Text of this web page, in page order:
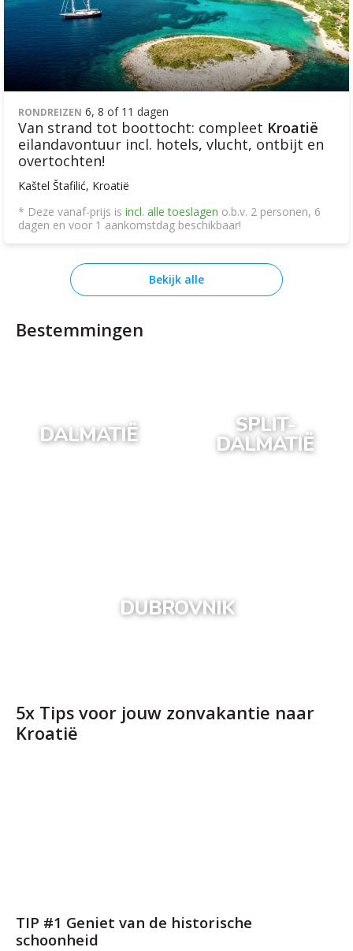
RONDREIZEN 6, 8 of 11 dagen
Van strand tot boottocht: compleet Kroatië
eilandavontuur incl. hotels, vlucht, ontbijt en
overtochten!
Kaštel Štafilić, Kroatië
* Deze vanaf-prijs is incl. alle toeslagen o.b.v. 2 personen, 6
dagen en voor 1 aankomstdag beschikbaar!
Bekijk alle
Bestemmingen
DALMATIË SPLIT-
DALMATIË
DUBROVNIK
5x Tips voor jouw zonvakantie naar
Kroatië
TIP #1 Geniet van de historische
schoonheid